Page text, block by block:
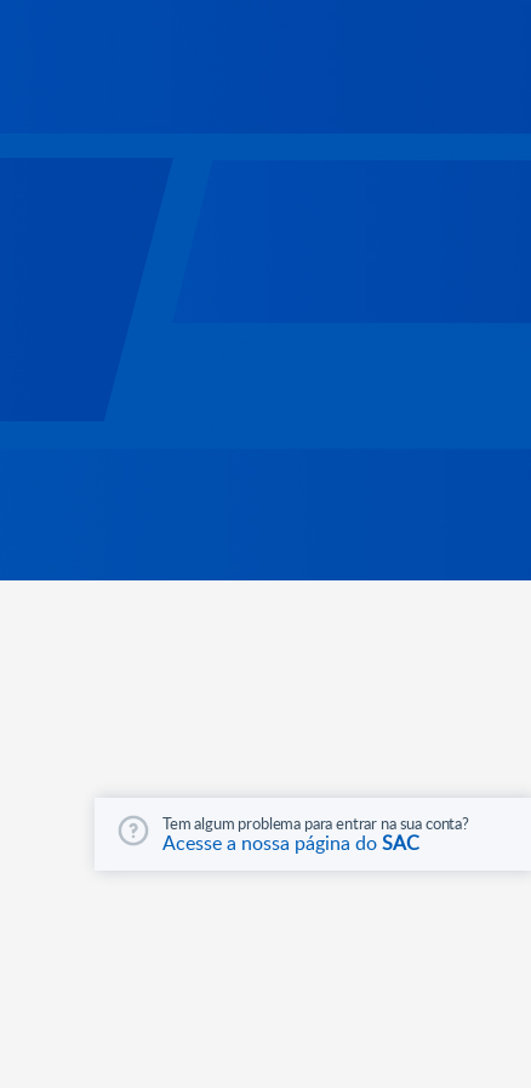
Tem algum problema para entrar na sua conta?
Acesse a nossa página doSAC